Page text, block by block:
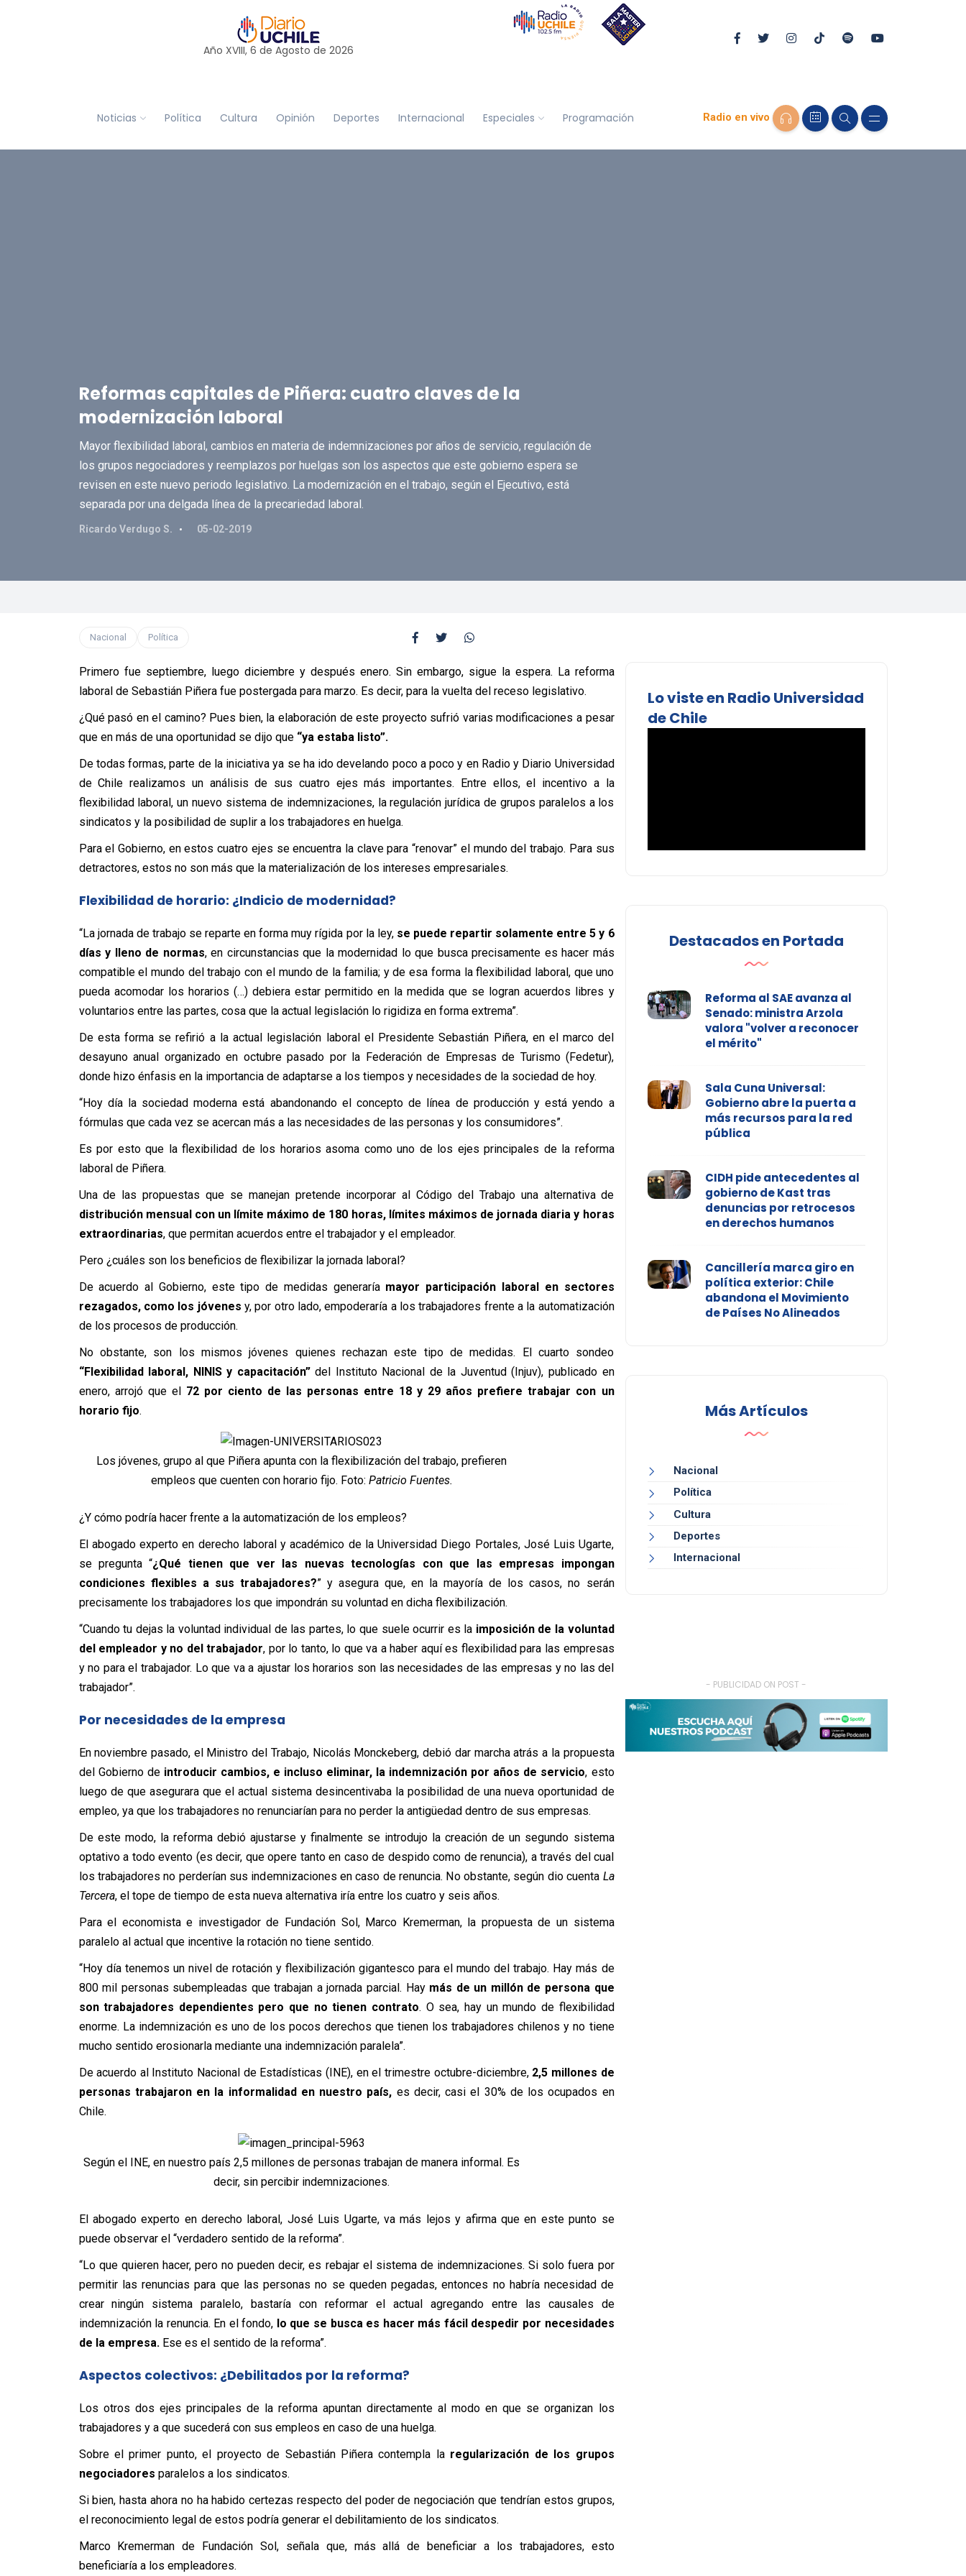
Año XVIII, 6 de Agosto de 2026
Noticias Política Cultura Opinión Deportes Internacional Especiales Programación Radio en vivo
Reformas capitales de Piñera: cuatro claves de la
modernización laboral
Mayor flexibilidad laboral, cambios en materia de indemnizaciones por años de servicio, regulación de
los grupos negociadores y reemplazos por huelgas son los aspectos que este gobierno espera se
revisen en este nuevo periodo legislativo. La modernización en el trabajo, según el Ejecutivo, está
separada por una delgada línea de la precariedad laboral.
Ricardo Verdugo S. 05-02-2019
Nacional Política
Primero fue septiembre, luego diciembre y después enero. Sin embargo, sigue la espera. La reforma
laboral de Sebastián Piñera fue postergada para marzo. Es decir, para la vuelta del receso legislativo.
¿Qué pasó en el camino? Pues bien, la elaboración de este proyecto sufrió varias modificaciones a pesar
que en más de una oportunidad se dijo que“ya estaba listo”.
De todas formas, parte de la iniciativa ya se ha ido develando poco a poco y en Radio y Diario Universidad
de Chile realizamos un análisis de sus cuatro ejes más importantes. Entre ellos, el incentivo a la
flexibilidad laboral, un nuevo sistema de indemnizaciones, la regulación jurídica de grupos paralelos a los
sindicatos y la posibilidad de suplir a los trabajadores en huelga.
Para el Gobierno, en estos cuatro ejes se encuentra la clave para “renovar” el mundo del trabajo. Para sus
detractores, estos no son más que la materialización de los intereses empresariales.
Flexibilidad de horario: ¿Indicio de modernidad?
“La jornada de trabajo se reparte en forma muy rígida por la ley, se puede repartir solamente entre 5 y 6
días y lleno de normas, en circunstancias que la modernidad lo que busca precisamente es hacer más
compatible el mundo del trabajo con el mundo de la familia; y de esa forma la flexibilidad laboral, que uno
pueda acomodar los horarios (…) debiera estar permitido en la medida que se logran acuerdos libres y
voluntarios entre las partes, cosa que la actual legislación lo rigidiza en forma extrema”.
De esta forma se refirió a la actual legislación laboral el Presidente Sebastián Piñera, en el marco del
desayuno anual organizado en octubre pasado por la Federación de Empresas de Turismo (Fedetur),
donde hizo énfasis en la importancia de adaptarse a los tiempos y necesidades de la sociedad de hoy.
“Hoy día la sociedad moderna está abandonando el concepto de línea de producción y está yendo a
fórmulas que cada vez se acercan más a las necesidades de las personas y los consumidores”.
Es por esto que la flexibilidad de los horarios asoma como uno de los ejes principales de la reforma
laboral de Piñera.
Una de las propuestas que se manejan pretende incorporar al Código del Trabajo una alternativa de
distribución mensual con un límite máximo de 180 horas, límites máximos de jornada diaria y horas
extraordinarias, que permitan acuerdos entre el trabajador y el empleador.
Pero ¿cuáles son los beneficios de flexibilizar la jornada laboral?
De acuerdo al Gobierno, este tipo de medidas generaría mayor participación laboral en sectores
rezagados, como los jóvenes y, por otro lado, empoderaría a los trabajadores frente a la automatización
de los procesos de producción.
No obstante, son los mismos jóvenes quienes rechazan este tipo de medidas. El cuarto sondeo
“Flexibilidad laboral, NINIS y capacitación”del Instituto Nacional de la Juventud (Injuv), publicado en
enero, arrojó que el 72 por ciento de las personas entre 18 y 29 años prefiere trabajar con un
horario fijo.
Los jóvenes, grupo al que Piñera apunta con la flexibilización del trabajo, prefieren
empleos que cuenten con horario fijo. Foto: Patricio Fuentes.
¿Y cómo podría hacer frente a la automatización de los empleos?
El abogado experto en derecho laboral y académico de la Universidad Diego Portales, José Luis Ugarte,
se pregunta “¿Qué tienen que ver las nuevas tecnologías con que las empresas impongan
condiciones flexibles a sus trabajadores?” y asegura que, en la mayoría de los casos, no serán
precisamente los trabajadores los que impondrán su voluntad en dicha flexibilización.
“Cuando tu dejas la voluntad individual de las partes, lo que suele ocurrir es la imposición de la voluntad
del empleador y no del trabajador, por lo tanto, lo que va a haber aquí es flexibilidad para las empresas
y no para el trabajador. Lo que va a ajustar los horarios son las necesidades de las empresas y no las del
trabajador”.
Por necesidades de la empresa
En noviembre pasado, el Ministro del Trabajo, Nicolás Monckeberg, debió dar marcha atrás a la propuesta
del Gobierno de introducir cambios, e incluso eliminar, la indemnización por años de servicio, esto
luego de que asegurara que el actual sistema desincentivaba la posibilidad de una nueva oportunidad de
empleo, ya que los trabajadores no renunciarían para no perder la antigüedad dentro de sus empresas.
De este modo, la reforma debió ajustarse y finalmente se introdujo la creación de un segundo sistema
optativo a todo evento (es decir, que opere tanto en caso de despido como de renuncia), a través del cual
los trabajadores no perderían sus indemnizaciones en caso de renuncia. No obstante, según dio cuenta La
Tercera, el tope de tiempo de esta nueva alternativa iría entre los cuatro y seis años.
Para el economista e investigador de Fundación Sol, Marco Kremerman, la propuesta de un sistema
paralelo al actual que incentive la rotación no tiene sentido.
“Hoy día tenemos un nivel de rotación y flexibilización gigantesco para el mundo del trabajo. Hay más de
800 mil personas subempleadas que trabajan a jornada parcial. Hay más de un millón de persona que
son trabajadores dependientes pero que no tienen contrato. O sea, hay un mundo de flexibilidad
enorme. La indemnización es uno de los pocos derechos que tienen los trabajadores chilenos y no tiene
mucho sentido erosionarla mediante una indemnización paralela”.
De acuerdo al Instituto Nacional de Estadísticas (INE), en el trimestre octubre-diciembre, 2,5 millones de
personas trabajaron en la informalidad en nuestro país, es decir, casi el 30% de los ocupados en
Chile.
Según el INE, en nuestro país 2,5 millones de personas trabajan de manera informal. Es
decir, sin percibir indemnizaciones.
El abogado experto en derecho laboral, José Luis Ugarte, va más lejos y afirma que en este punto se
puede observar el “verdadero sentido de la reforma”.
“Lo que quieren hacer, pero no pueden decir, es rebajar el sistema de indemnizaciones. Si solo fuera por
permitir las renuncias para que las personas no se queden pegadas, entonces no habría necesidad de
crear ningún sistema paralelo, bastaría con reformar el actual agregando entre las causales de
indemnización la renuncia. En el fondo, lo que se busca es hacer más fácil despedir por necesidades
de la empresa. Ese es el sentido de la reforma”.
Aspectos colectivos: ¿Debilitados por la reforma?
Los otros dos ejes principales de la reforma apuntan directamente al modo en que se organizan los
trabajadores y a que sucederá con sus empleos en caso de una huelga.
Sobre el primer punto, el proyecto de Sebastián Piñera contempla la regularización de los grupos
negociadores paralelos a los sindicatos.
Si bien, hasta ahora no ha habido certezas respecto del poder de negociación que tendrían estos grupos,
el reconocimiento legal de estos podría generar el debilitamiento de los sindicatos.
Marco Kremerman de Fundación Sol, señala que, más allá de beneficiar a los trabajadores, esto
beneficiaría a los empleadores.
Lo viste en Radio Universidad
de Chile
Destacados en Portada
Reforma al SAE avanza al
Senado: ministra Arzola
valora "volver a reconocer
el mérito"
Sala Cuna Universal:
Gobierno abre la puerta a
más recursos para la red
pública
CIDH pide antecedentes al
gobierno de Kast tras
denuncias por retrocesos
en derechos humanos
Cancillería marca giro en
política exterior: Chile
abandona el Movimiento
de Países No Alineados
Más Artículos
Nacional
Política
Cultura
Deportes
Internacional
- PUBLICIDAD ON POST -